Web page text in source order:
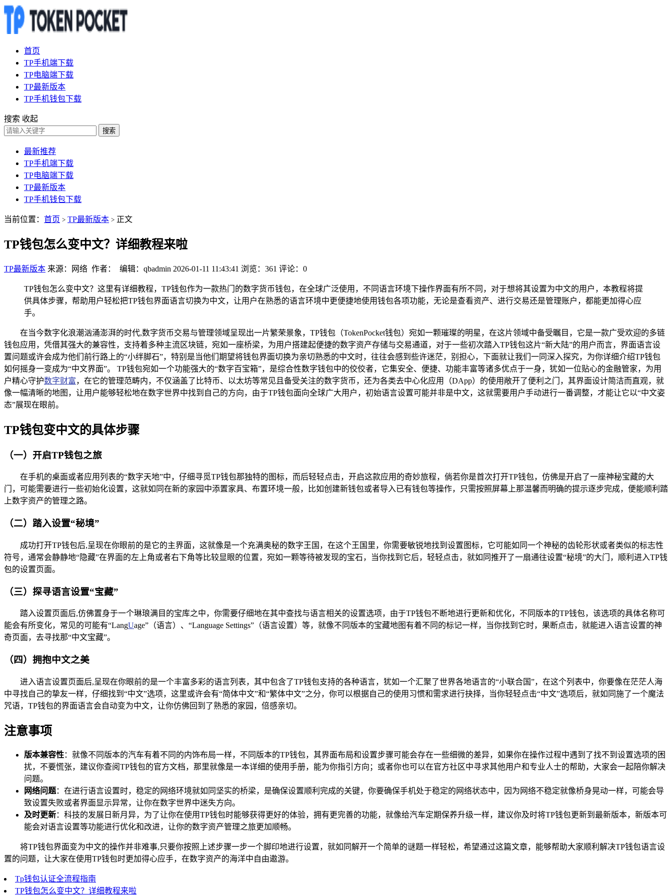
首页
TP手机端下载
TP电脑端下载
TP最新版本
TP手机钱包下载
搜索 收起
搜索
最新推荐
TP手机端下载
TP电脑端下载
TP最新版本
TP手机钱包下载
当前位置： 首页 > TP最新版本 > 正文
TP钱包怎么变中文？详细教程来啦
TP最新版本 来源：网络 作者： 编辑：qbadmin 2026-01-11 11:43:41 浏览：361 评论：0
TP钱包怎么变中文？这里有详细教程，TP钱包作为一款热门的数字货币钱包，在全球广泛使用，不同语言环境下操作界面有所不同，对于想将其设置为中文的用户，本教程将提
供具体步骤，帮助用户轻松把TP钱包界面语言切换为中文，让用户在熟悉的语言环境中更便捷地使用钱包各项功能，无论是查看资产、进行交易还是管理账户，都能更加得心应
手。
在当今数字化浪潮汹涌澎湃的时代,数字货币交易与管理领域呈现出一片繁荣景象，TP钱包（TokenPocket钱包）宛如一颗璀璨的明星，在这片领域中备受瞩目，它是一款广受欢迎的多链
钱包应用，凭借其强大的兼容性，支持着多种主流区块链，宛如一座桥梁，为用户搭建起便捷的数字资产存储与交易通道，对于一些初次踏入TP钱包这片“新大陆”的用户而言，界面语言设
置问题或许会成为他们前行路上的“小绊脚石”，特别是当他们期望将钱包界面切换为亲切熟悉的中文时，往往会感到些许迷茫，别担心，下面就让我们一同深入探究，为你详细介绍TP钱包
如何摇身一变成为“中文界面”。 TP钱包宛如一个功能强大的“数字百宝箱”，是综合性数字钱包中的佼佼者，它集安全、便捷、功能丰富等诸多优点于一身，犹如一位贴心的金融管家，为用
户精心守护数字财富，在它的管理范畴内，不仅涵盖了比特币、以太坊等常见且备受关注的数字货币，还为各类去中心化应用（DApp）的使用敞开了便利之门，其界面设计简洁而直观，就
像一幅清晰的地图，让用户能够轻松地在数字世界中找到自己的方向，由于TP钱包面向全球广大用户，初始语言设置可能并非是中文，这就需要用户手动进行一番调整，才能让它以“中文姿
态”展现在眼前。
TP钱包变中文的具体步骤
（一）开启TP钱包之旅
在手机的桌面或者应用列表的“数字天地”中，仔细寻觅TP钱包那独特的图标，而后轻轻点击，开启这款应用的奇妙旅程，倘若你是首次打开TP钱包，仿佛是开启了一座神秘宝藏的大
门，可能需要进行一些初始化设置，这就如同在新的家园中添置家具、布置环境一般，比如创建新钱包或者导入已有钱包等操作，只需按照屏幕上那温馨而明确的提示逐步完成，便能顺利踏
上数字资产的管理之路。
（二）踏入设置“秘境”
成功打开TP钱包后,呈现在你眼前的是它的主界面，这就像是一个充满奥秘的数字王国，在这个王国里，你需要敏锐地找到设置图标，它可能如同一个神秘的齿轮形状或者类似的标志性
符号，通常会静静地“隐藏”在界面的左上角或者右下角等比较显眼的位置，宛如一颗等待被发现的宝石，当你找到它后，轻轻点击，就如同推开了一扇通往设置“秘境”的大门，顺利进入TP钱
包的设置页面。
（三）探寻语言设置“宝藏”
踏入设置页面后,仿佛置身于一个琳琅满目的宝库之中，你需要仔细地在其中查找与语言相关的设置选项，由于TP钱包不断地进行更新和优化，不同版本的TP钱包，该选项的具体名称可
能会有所变化，常见的可能有“LangUage”（语言）、“Language Settings”（语言设置）等，就像不同版本的宝藏地图有着不同的标记一样，当你找到它时，果断点击，就能进入语言设置的神
奇页面，去寻找那“中文宝藏”。
（四）拥抱中文之美
进入语言设置页面后,呈现在你眼前的是一个丰富多彩的语言列表，其中包含了TP钱包支持的各种语言，犹如一个汇聚了世界各地语言的“小联合国”，在这个列表中，你要像在茫茫人海
中寻找自己的挚友一样，仔细找到“中文”选项，这里或许会有“简体中文”和“繁体中文”之分，你可以根据自己的使用习惯和需求进行抉择，当你轻轻点击“中文”选项后，就如同施了一个魔法
咒语，TP钱包的界面语言会自动变为中文，让你仿佛回到了熟悉的家园，倍感亲切。
注意事项
版本兼容性：就像不同版本的汽车有着不同的内饰布局一样，不同版本的TP钱包，其界面布局和设置步骤可能会存在一些细微的差异，如果你在操作过程中遇到了找不到设置选项的困
扰，不要慌张，建议你查阅TP钱包的官方文档，那里就像是一本详细的使用手册，能为你指引方向；或者你也可以在官方社区中寻求其他用户和专业人士的帮助，大家会一起陪你解决
问题。
网络问题：在进行语言设置时，稳定的网络环境就如同坚实的桥梁，是确保设置顺利完成的关键，你要确保手机处于稳定的网络状态中，因为网络不稳定就像桥身晃动一样，可能会导
致设置失败或者界面显示异常，让你在数字世界中迷失方向。
及时更新：科技的发展日新月异，为了让你在使用TP钱包时能够获得更好的体验，拥有更完善的功能，就像给汽车定期保养升级一样，建议你及时将TP钱包更新到最新版本，新版本可
能会对语言设置等功能进行优化和改进，让你的数字资产管理之旅更加顺畅。
将TP钱包界面变为中文的操作并非难事,只要你按照上述步骤一步一个脚印地进行设置，就如同解开一个简单的谜题一样轻松，希望通过这篇文章，能够帮助大家顺利解决TP钱包语言设
置的问题，让大家在使用TP钱包时更加得心应手，在数字资产的海洋中自由遨游。
Tp钱包认证全流程指南
TP钱包怎么变中文？详细教程来啦